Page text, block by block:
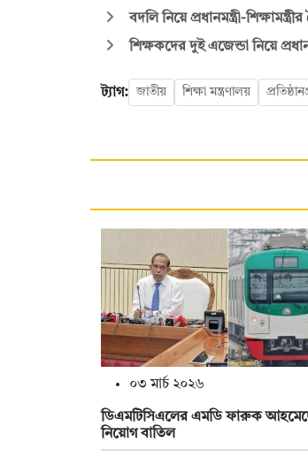
বদলি নিয়ে প্রধানমন্ত্রী-
শিক্ষকদের দুই এজেন্ডা নিয়ে
ট্যাগ: জাতীয় শিক্ষা মন্ত্রণালয়
০৩ মার্চ ২০২৬
ডিএমটিসিএলের এমডি ফারুক
নিয়োগ বাতিল